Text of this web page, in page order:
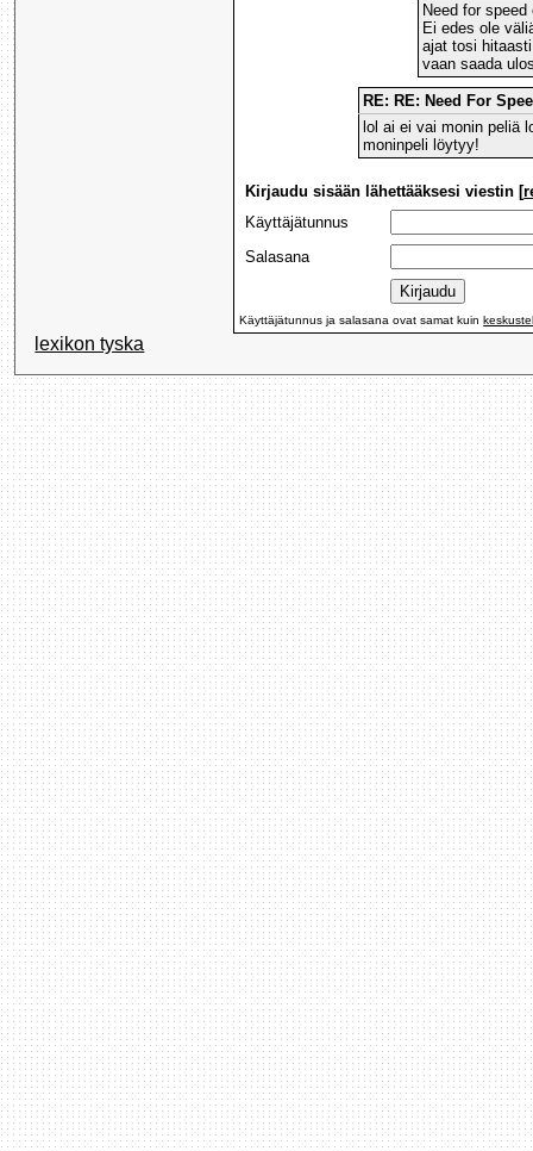
Need for
Ei edes ole
ajat tosi
vaan saada
RE: RE: Need For
lol ai ei vai monin peliä
moninpeli löytyy!
Kirjaudu sisään lähettääksesi viestin [
Käyttäjätunnus
Salasana
Käyttäjätunnus ja salasana ovat samat kuin
lexikon tyska